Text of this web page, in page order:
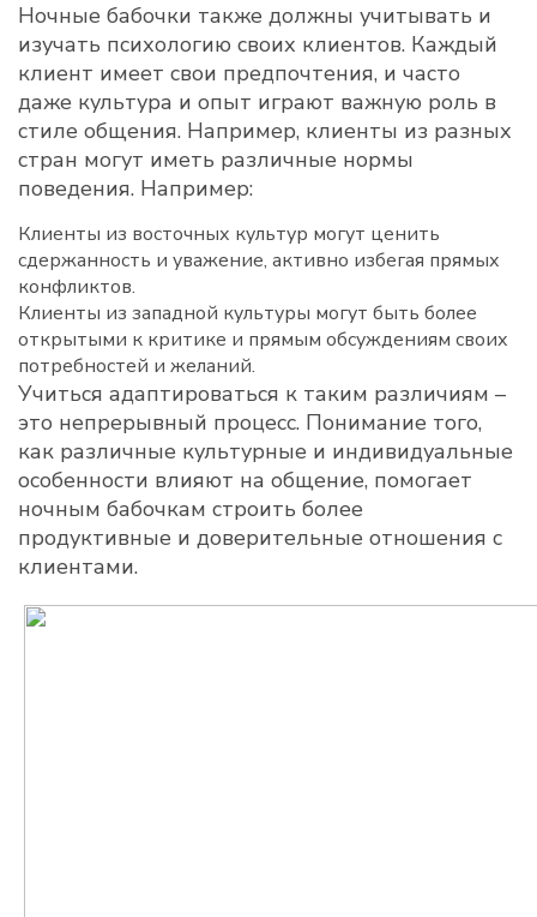
Ночные бабочки также должны учитывать и
изучать психологию своих клиентов. Каждый
клиент имеет свои предпочтения, и часто
даже культура и опыт играют важную роль в
стиле общения. Например, клиенты из разных
стран могут иметь различные нормы
поведения. Например:
Клиенты из восточных культур могут ценить
сдержанность и уважение, активно избегая прямых
конфликтов.
Клиенты из западной культуры могут быть более
открытыми к критике и прямым обсуждениям своих
потребностей и желаний.
Учиться адаптироваться к таким различиям –
это непрерывный процесс. Понимание того,
как различные культурные и индивидуальные
особенности влияют на общение, помогает
ночным бабочкам строить более
продуктивные и доверительные отношения с
клиентами.